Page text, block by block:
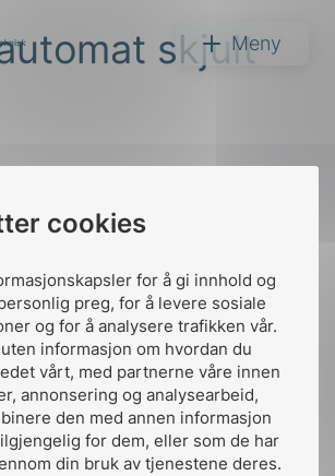
cookies
for å gi innhold og
preg, for å levere sosiale
og for å analysere trafikken vår.
informasjon om hvordan du
vårt, med partnerne våre innen
annonsering og analysearbeid,
den med annen informasjon
for dem, eller som de har
din bruk av tjenestene deres.
Meny
skjult
nek@nek.no
Bruk av Cookies
toppen